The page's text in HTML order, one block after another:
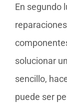
En segundo
solucionar
sencillo,
puede ser